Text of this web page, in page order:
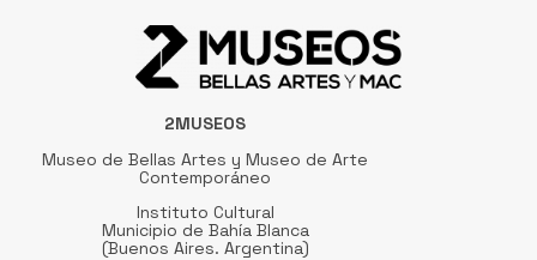
2MUSEOS
Museo de Bellas Artes y Museo de Arte
Contemporáneo
Instituto Cultural
Municipio de Bahía Blanca
(Buenos Aires. Argentina)